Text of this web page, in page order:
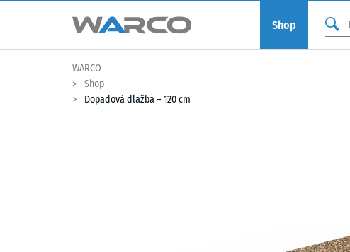
Shop
WARCO
Shop
Dopadová dlažba – 120 cm